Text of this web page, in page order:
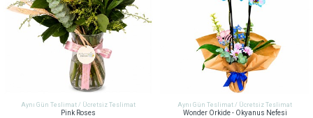
Aynı Gün Teslimat / Ücretsiz Teslimat
Pink Roses
Aynı Gün Teslimat / Ücretsiz Teslimat
Wonder Orkide - Okyanus Nefesi